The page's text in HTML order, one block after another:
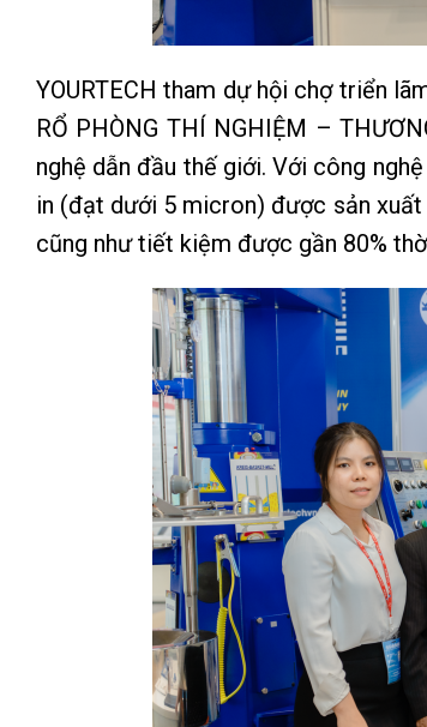
YOURTECH tham dự hội chợ triển
RỔ PHÒNG THÍ NGHIỆM –
nghệ dẫn đầu thế giới. Với công
in (đạt dưới 5 micron) được sản
cũng như tiết kiệm được gần 80%